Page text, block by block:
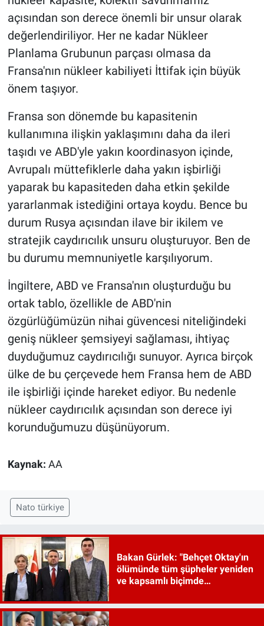
açısından son derece önemli bir unsur olarak
değerlendiriliyor. Her ne kadar Nükleer
Planlama Grubunun parçası olmasa da
Fransa'nın nükleer kabiliyeti İttifak için büyük
önem taşıyor.
Fransa son dönemde bu kapasitenin
kullanımına ilişkin yaklaşımını daha da ileri
taşıdı ve ABD'yle yakın koordinasyon içinde,
Avrupalı müttefiklerle daha yakın işbirliği
yaparak bu kapasiteden daha etkin şekilde
yararlanmak istediğini ortaya koydu. Bence bu
durum Rusya açısından ilave bir ikilem ve
stratejik caydırıcılık unsuru oluşturuyor. Ben de
bu durumu memnuniyetle karşılıyorum.
İngiltere, ABD ve Fransa'nın oluşturduğu bu
ortak tablo, özellikle de ABD'nin
özgürlüğümüzün nihai güvencesi niteliğindeki
geniş nükleer şemsiyeyi sağlaması, ihtiyaç
duyduğumuz caydırıcılığı sunuyor. Ayrıca birçok
ülke de bu çerçevede hem Fransa hem de ABD
ile işbirliği içinde hareket ediyor. Bu nedenle
nükleer caydırıcılık açısından son derece iyi
korunduğumuzu düşünüyorum.
Kaynak: AA
Nato türkiye
Bakan Gürlek: "Behçet Oktay'ın
ölümünde tüm şüpheler yeniden
ve kapsamlı biçimde